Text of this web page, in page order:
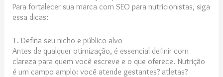
Para fortalecer sua marca com SEO para nutricionistas, siga
essa dicas:
1. Defina seu nicho e público-alvo
Antes de qualquer otimização, é essencial definir com
clareza para quem você escreve e o que oferece. Nutrição
é um campo amplo: você atende gestantes? atletas?